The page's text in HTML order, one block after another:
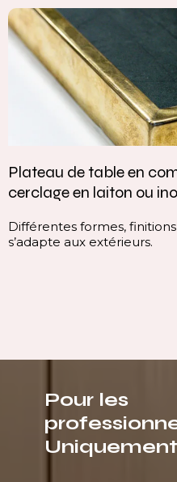
Plateau de table en
cerclage en laiton ou
Différentes formes,
s’adapte aux extérieurs.
Pour les